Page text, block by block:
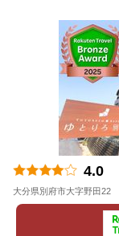
4.0
大分県別府市大字野田22